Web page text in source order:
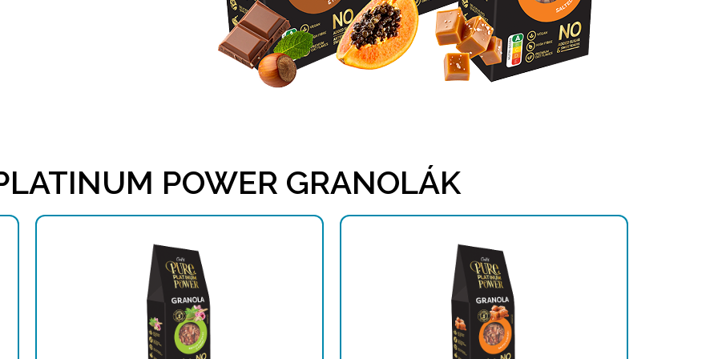
POWER GRANOLÁK